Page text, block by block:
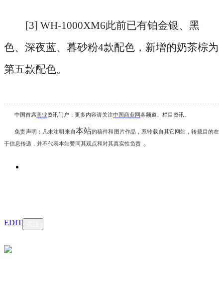
[3] WH-1000XM6此前已有铂金银、黑
色、深夜蓝、暮砂粉4款配色，新增的奶茶棕为
第五款配色。
中国首席商业资讯门户；更多内容请关注中国商业网各频道、栏目资讯
免责声明：凡未注明 来自本站的稿件和图片作品，系转载自其它网站，转载目的在
于信息传递，并不代表本站赞同其观点和对其真实性负责 。
EDIT